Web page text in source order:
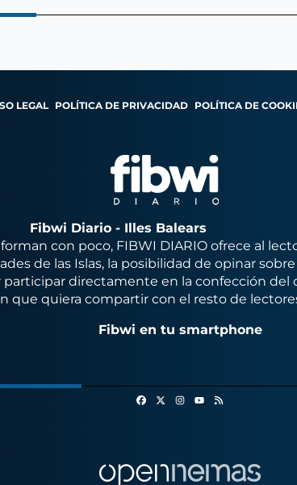
LEGAL POLÍTICA DE PRIVACIDAD POLÍTICA DE
Fibwi Diario - Illes Balears
con poco, FIBWI DIARIO ofrece al
de las Islas, la posibilidad de opinar
participar directamente en la confección del
que quiera compartir con el resto de
Fibwi en tu smartphone
FacebookInstagram